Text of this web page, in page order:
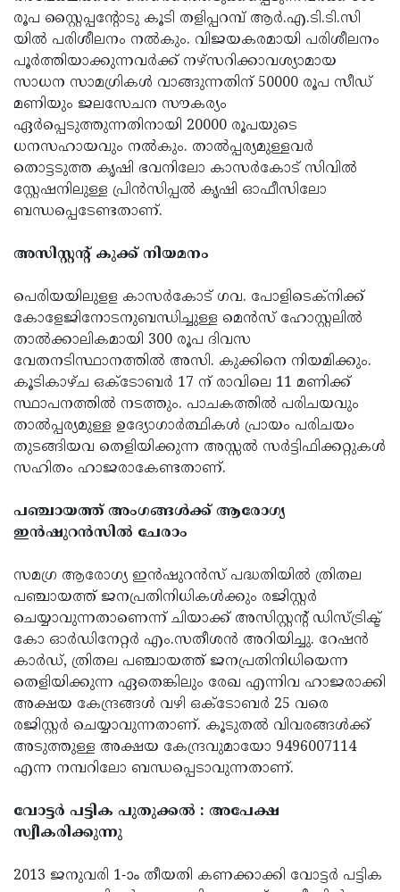
രൂപ സ്റ്റൈപ്പന്റോടു കൂടി തളിപ്പറമ്പ് ആര്‍.എ.ടി.ടി.സി
യില്‍ പരിശീലനം നല്‍കും. വിജയകരമായി പരിശീലനം
പൂര്‍ത്തിയാക്കുന്നവര്‍ക്ക് നഴ്‌സറിക്കാവശ്യാമായ
സാധന സാമഗ്രികള്‍ വാങ്ങുന്നതിന് 50000 രൂപ സീഡ്
മണിയും ജലസേചന സൗകര്യം
ഏര്‍പ്പെടുത്തുന്നതിനായി 20000 രൂപയുടെ
ധനസഹായവും നല്‍കും. താല്‍പ്പര്യമുള്ളവര്‍
തൊട്ടടുത്ത കൃഷി ഭവനിലോ കാസര്‍കോട് സിവില്‍
സ്റ്റേഷനിലുള്ള പ്രിന്‍സിപ്പല്‍ കൃഷി ഓഫീസിലോ
ബന്ധപ്പെടേണ്ടതാണ്.
അസിസ്റ്റന്റ് കുക്ക് നിയമനം
പെരിയയിലുളള കാസര്‍കോട് ഗവ. പോളിടെക്‌നിക്ക്
കോളേജിനോടനുബന്ധിച്ചുള്ള മെന്‍സ് ഹോസ്റ്റലില്‍
താല്‍ക്കാലികമായി 300 രൂപ ദിവസ
വേതനടിസ്ഥാനത്തില്‍ അസി. കുക്കിനെ നിയമിക്കും.
കൂടികാഴ്ച ഒക്‌ടോബര്‍ 17 ന് രാവിലെ 11 മണിക്ക്
സ്ഥാപനത്തില്‍ നടത്തും. പാചകത്തില്‍ പരിചയവും
താല്‍പ്പര്യമുള്ള ഉദ്യോഗാര്‍ത്ഥികള്‍ പ്രായം പരിചയം
തുടങ്ങിയവ തെളിയിക്കുന്ന അസ്സല്‍ സര്‍ട്ടിഫിക്കറ്റുകള്‍
സഹിതം ഹാജരാകേണ്ടതാണ്.
പഞ്ചായത്ത് അംഗങ്ങള്‍ക്ക് ആരോഗ്യ
ഇന്‍ഷുറന്‍സില്‍ ചേരാം
സമഗ്ര ആരോഗ്യ ഇന്‍ഷുറന്‍സ് പദ്ധതിയില്‍ ത്രിതല
പഞ്ചായത്ത് ജനപ്രതിനിധികള്‍ക്കും രജിസ്റ്റര്‍
ചെയ്യാവുന്നതാണെന്ന് ചിയാക്ക് അസിസ്റ്റന്റ് ഡിസ്ട്രിക്ട്
കോ ഓര്‍ഡിനേറ്റര്‍ എം.സതീശന്‍ അറിയിച്ചു. റേഷന്‍
കാര്‍ഡ്, ത്രിതല പഞ്ചായത്ത് ജനപ്രതിനിധിയെന്ന
തെളിയിക്കുന്ന ഏതെങ്കിലും രേഖ എന്നിവ ഹാജരാക്കി
അക്ഷയ കേന്ദ്രങ്ങള്‍ വഴി ഒക്‌ടോബര്‍ 25 വരെ
രജിസ്റ്റര്‍ ചെയ്യാവുന്നതാണ്. കൂടുതല്‍ വിവരങ്ങള്‍ക്ക്
അടുത്തുള്ള അക്ഷയ കേന്ദ്രവുമായോ 9496007114
എന്ന നമ്പറിലോ ബന്ധപ്പെടാവുന്നതാണ്.
വോട്ടര്‍ പട്ടിക പുതുക്കല്‍ : അപേക്ഷ
സ്വീകരിക്കുന്നു
2013 ജനുവരി 1-ാം തീയതി കണക്കാക്കി വോട്ടര്‍ പട്ടിക